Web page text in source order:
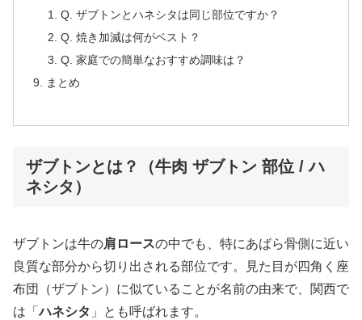
Q. ザブトンとハネシタは同じ部位ですか？
Q. 焼き加減は何がベスト？
Q. 家庭での簡単なおすすめ調味は？
まとめ
ザブトンとは？（牛肉 ザブトン 部位 / ハ
ネシタ）
ザブトンは牛の肩ロースの中でも、特にあばら骨側に近い
良質な部分から切り出される部位です。見た目が四角く座
布団（ザブトン）に似ていることが名前の由来で、関西で
は「ハネシタ 」とも呼ばれます。